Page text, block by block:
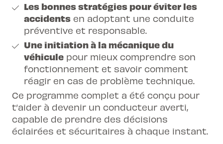
Les bonnes stratégies pour éviter les
accidents en adoptant une conduite
préventive et responsable.
Une initiation à la mécanique du
véhicule pour mieux comprendre son
fonctionnement et savoir comment
réagir en cas de problème technique.
Ce programme complet a été conçu pour
t’aider à devenir un conducteur averti,
capable de prendre des décisions
éclairées et sécuritaires à chaque instant.